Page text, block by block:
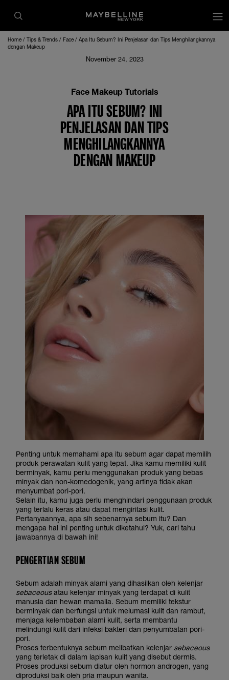
Home Tips & Trends Face
Apa Itu Sebum? Ini Penjelasan dan Tips Menghilangkannya
dengan Makeup
November 24, 2023
Face Makeup Tutorials
APA ITU SEBUM? INI
PENJELASAN DAN TIPS
MENGHILANGKANNYA
DENGAN MAKEUP
Penting untuk memahami apa itu sebum agar dapat memilih
produk perawatan kulit yang tepat. Jika kamu memiliki kulit
berminyak, kamu perlu menggunakan produk yang bebas
minyak dan non-komedogenik, yang artinya tidak akan
menyumbat pori-pori.
Selain itu, kamu juga perlu menghindari penggunaan produk
yang terlalu keras atau dapat mengiritasi kulit.
Pertanyaannya, apa sih sebenarnya sebum itu? Dan
mengapa hal ini penting untuk diketahui? Yuk, cari tahu
jawabannya di bawah ini!
PENGERTIAN SEBUM
Sebum adalah minyak alami yang dihasilkan oleh kelenjar
sebaceousatau kelenjar minyak yang terdapat di kulit
manusia dan hewan mamalia. Sebum memiliki tekstur
berminyak dan berfungsi untuk melumasi kulit dan rambut,
menjaga kelembaban alami kulit, serta membantu
melindungi kulit dari infeksi bakteri dan penyumbatan pori-
pori.
Proses terbentuknya sebum melibatkan kelenjar sebaceous
yang terletak di dalam lapisan kulit yang disebut dermis.
Proses produksi sebum diatur oleh hormon androgen, yang
diproduksi baik oleh pria maupun wanita.